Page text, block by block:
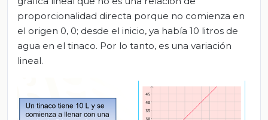
proporcionalidad directa porque no comienza en
el origen 0, 0; desde el inicio, ya había 10 litros de
agua en el tinaco. Por lo tanto, es una variación
lineal.